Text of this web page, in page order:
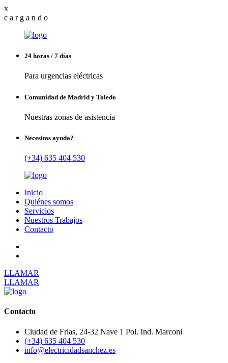
x
c a r g a n d o
24 horas / 7 días
Para urgencias eléctricas
Comunidad de Madrid y Toledo
Nuestras zonas de asistencia
Necesitas ayuda?
(+34) 635 404 530
Inicio
Quiénes somos
Servicios
Nuestros Trabajos
Contacto
LLAMAR
LLAMAR
Contacto
Ciudad de Frias, 24-32 Nave 1 Pol. Ind. Marconi
(+34) 635 404 530
info@electricidadsanchez.es